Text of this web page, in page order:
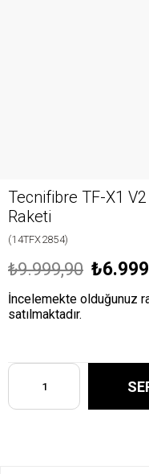
Tecnifibre TF-X1
Raketi
(14TFX2854)
₺9.999,90
İncelemekte olduğunuz
satılmaktadır.